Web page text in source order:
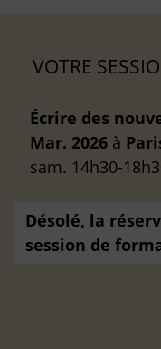
VOTRE
Écrire des
Mar. 2026 à
sam. 14h30-
Désolé, la
session de